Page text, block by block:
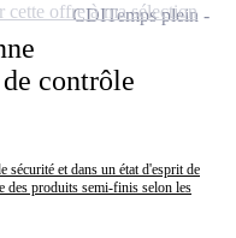
contrôle
sécurité et dans un état d'esprit de
des produits semi-finis selon les
CDITemps plein
cette offre à ma sélection